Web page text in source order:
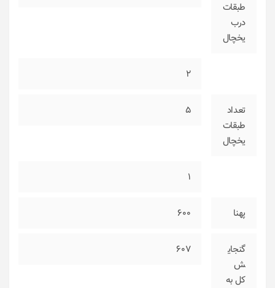
طبقات
درب
یخچال
2
تعداد
طبقات
یخچال
5
1
پهنا 600
گنجای
ش
کل به
607